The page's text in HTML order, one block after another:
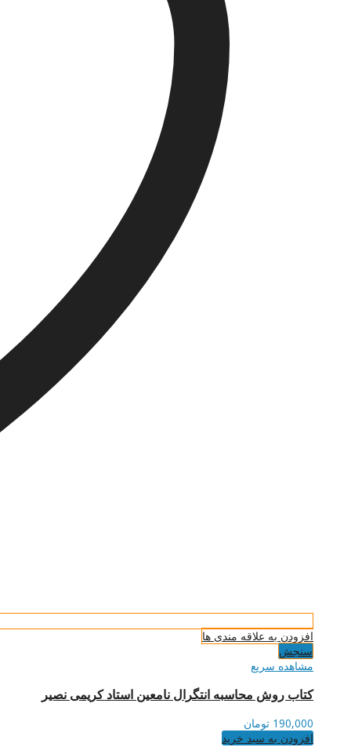
افزودن به علاقه مندی ها
سنجش
مشاهده سریع
کتاب روش محاسبه انتگرال نامعین استاد کریمی نصیر
190,000 تومان
افزودن به سبد خرید